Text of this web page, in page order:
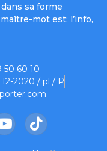
sa forme
mot est: l’info,
50 60 10
2020 / pl / P
YouTubeTikTok